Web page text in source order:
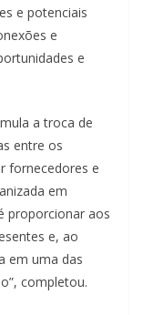
e potenciais
e
e
a troca de
entre os
fornecedores e
em
proporcionar aos
e, ao
em uma das
completou.